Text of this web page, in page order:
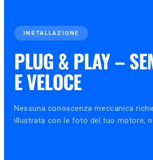
INSTALLAZIONE
PLUG & PLAY –
E VELOCE
Nessuna conoscenza meccanica
illustrata con le foto del tuo motore,